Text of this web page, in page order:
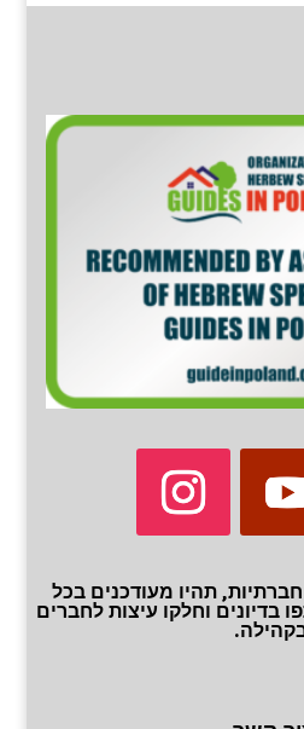
תהיו מעודכנים בכל
בדיונים וחלקו עיצות לחברים